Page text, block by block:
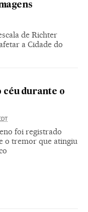
de Richter
a Cidade do
céu durante o
foi registrado
o tremor que atingiu